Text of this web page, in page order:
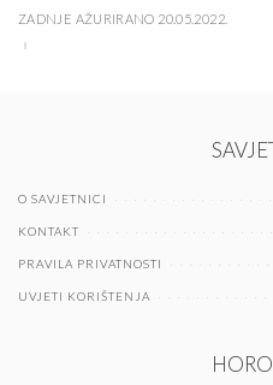
ZADNJE AŽURIRANO 20.05.2022.
O SAVJETNICI
KONTAKT
PRAVILA PRIVATNOSTI
UVJETI KORIŠTENJA